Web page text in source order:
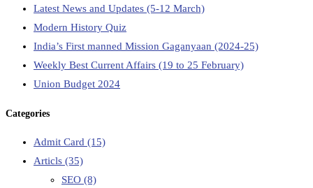
Latest News and Updates (5-12 March)
Modern History Quiz
India’s First manned Mission Gaganyaan (2024-25)
Weekly Best Current Affairs (19 to 25 February)
Union Budget 2024
Categories
Admit Card (15)
Articls (35)
SEO (8)